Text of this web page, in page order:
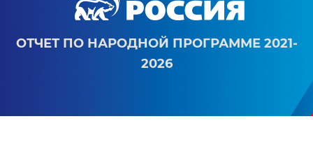
ОТЧЕТ ПО НАРОДНОЙ ПРОГРАММЕ 2021-
2026